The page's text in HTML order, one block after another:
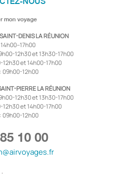
mon voyage
DENIS LA RÉUNION
12h30 et 13h30-17h00
et 14h00-17h00
09h00-12h00
PIERRE LA RÉUNION
12h30 et 13h30-17h00
et 14h00-17h00
09h00-12h00
85 10 00